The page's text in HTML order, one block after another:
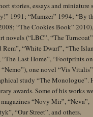
stories, essays and miniature
1991; “Mamzer” 1994; “By
“The Cookies Book”
novels (“LBC”, “The
Rem”, “White Dwarf”, “The
“The Last Home”, “Footprints
“Nemo”), one novel “Vis
study “The Monologue”.
awards. Some of his works
“Novy Mir”, “Neva”,
“Our Street”, and others.